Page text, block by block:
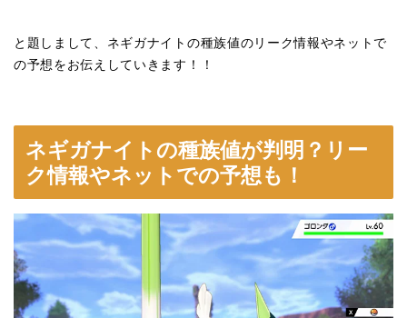
と題しまして、ネギガナイトの種族値のリーク情報やネットで
の予想をお伝えしていきます！！
ネギガナイトの種族値が判明？リー
ク情報やネットでの予想も！